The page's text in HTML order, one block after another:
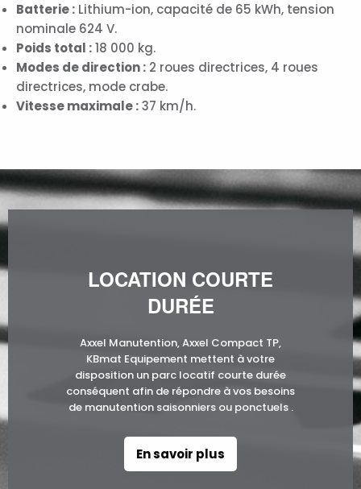
Batterie : Lithium-ion, capacité de 65 kWh, tension
nominale 624 V.
Poids total :18 000 kg.
Modes de direction : 2 roues directrices, 4 roues
directrices, mode crabe.
Vitesse maximale :37 km/h.
LOCATION COURTE
DURÉE
Axxel Manutention, Axxel Compact TP,
KBmat Equipement mettent à votre
disposition un parc locatif courte durée
conséquent afin de répondre à vos besoins
de manutention saisonniers ou ponctuels .
En savoir plus